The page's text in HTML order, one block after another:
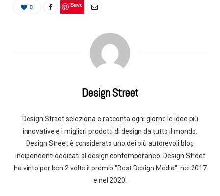
0 Save
Design Street
Design Street seleziona e racconta ogni giorno le idee più
innovative e i migliori prodotti di design da tutto il mondo.
Design Street è considerato uno dei più autorevoli blog
indipendenti dedicati al design contemporaneo. Design Street
ha vinto per ben 2 volte il premio "Best Design Media": nel 2017
e nel 2020.